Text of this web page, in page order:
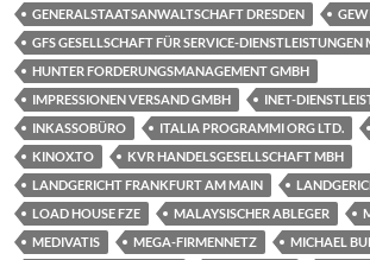
GENERALSTAATSANWALTSCHAFT DRESDEN
GFS GESELLSCHAFT FÜR SERVICE-DIENSTLEISTUNGEN
HUNTER FORDERUNGSMANAGEMENT GMBH
IMPRESSIONEN VERSAND GMBH
INET-
INKASSOBÜRO
ITALIA PROGRAMMI ORG LTD.
KINOX.TO
KVR HANDELSGESELLSCHAFT MBH
LANDGERICHT FRANKFURT AM MAIN
LOAD HOUSE FZE
MALAYSISCHER ABLEGER
MEDIVATIS
MEGA-FIRMENNETZ MICHAEL